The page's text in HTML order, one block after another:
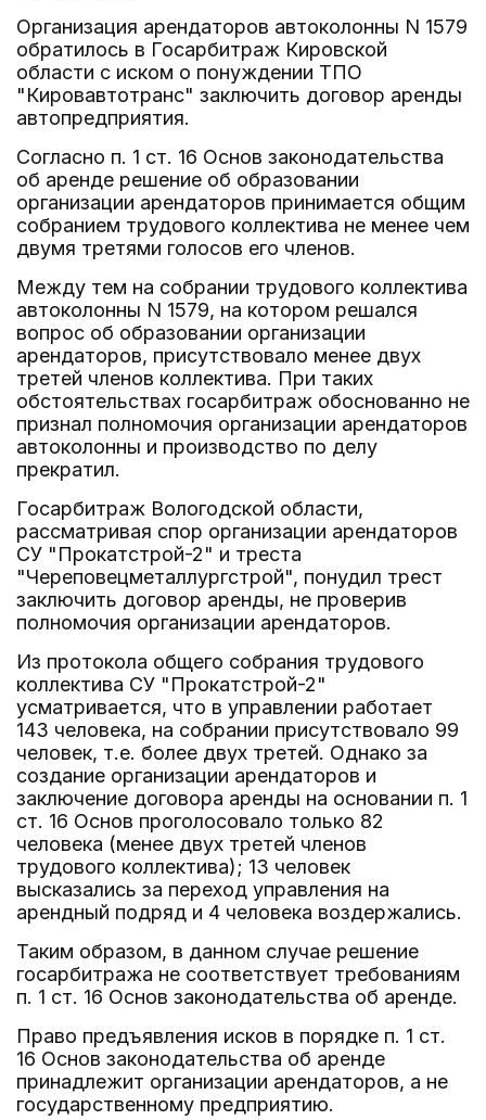
Организация арендаторов автоколонны N 1579
обратилось в Госарбитраж Кировской
области с иском о понуждении ТПО
"Кировавтотранс" заключить договор аренды
автопредприятия.
Согласно п. 1 ст. 16 Основ законодательства
об аренде решение об образовании
организации арендаторов принимается общим
собранием трудового коллектива не менее чем
двумя третями голосов его членов.
Между тем на собрании трудового коллектива
автоколонны N 1579, на котором решался
вопрос об образовании организации
арендаторов, присутствовало менее двух
третей членов коллектива. При таких
обстоятельствах госарбитраж обоснованно не
признал полномочия организации арендаторов
автоколонны и производство по делу
прекратил.
Госарбитраж Вологодской области,
рассматривая спор организации арендаторов
СУ "Прокатстрой-2" и треста
"Череповецметаллургстрой", понудил трест
заключить договор аренды, не проверив
полномочия организации арендаторов.
Из протокола общего собрания трудового
коллектива СУ "Прокатстрой-2"
усматривается, что в управлении работает
143 человека, на собрании присутствовало 99
человек, т.е. более двух третей. Однако за
создание организации арендаторов и
заключение договора аренды на основании п. 1
ст. 16 Основ проголосовало только 82
человека (менее двух третей членов
трудового коллектива); 13 человек
высказались за переход управления на
арендный подряд и 4 человека воздержались.
Таким образом, в данном случае решение
госарбитража не соответствует требованиям
п. 1 ст. 16 Основ законодательства об аренде.
Право предъявления исков в порядке п. 1 ст.
16 Основ законодательства об аренде
принадлежит организации арендаторов, а не
государственному предприятию.